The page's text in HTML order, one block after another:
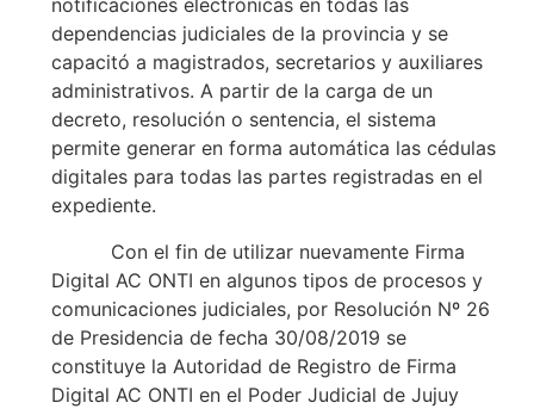
notificaciones electrónicas en todas las
dependencias judiciales de la provincia y se
capacitó a magistrados, secretarios y auxiliares
administrativos. A partir de la carga de un
decreto, resolución o sentencia, el sistema
permite generar en forma automática las cédulas
digitales para todas las partes registradas en el
expediente.
Con el fin de utilizar nuevamente Firma
Digital AC ONTI en algunos tipos de procesos y
comunicaciones judiciales, por Resolución Nº 26
de Presidencia de fecha 30/08/2019 se
constituye la Autoridad de Registro de Firma
Digital AC ONTI en el Poder Judicial de Jujuy